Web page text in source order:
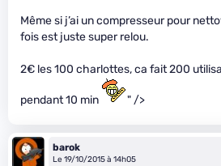
Même si j’ai un compresseur pour
fois est juste super relou.
2€ les 100 charlottes, ca fait 200
pendant 10 min " />
barok
Le 19/10/2015 à 14h05